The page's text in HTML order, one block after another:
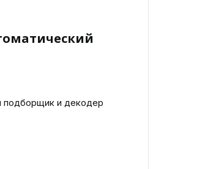
подборщик и декодер